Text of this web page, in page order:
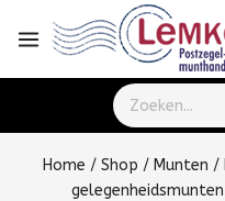
Home / Shop / Munten /
gelegenheidsmunten